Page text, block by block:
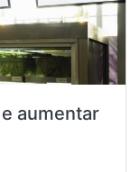
aumentar